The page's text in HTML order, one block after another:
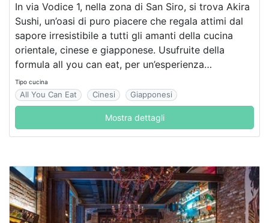
In via Vodice 1, nella zona di San Siro, si trova Akira
Sushi, un’oasi di puro piacere che regala attimi dal
sapore irresistibile a tutti gli amanti della cucina
orientale, cinese e giapponese. Usufruite della
formula all you can eat, per un’esperienza
gastronomica senza limiti!
Tipo cucina
All You Can Eat Cinesi Giapponesi
Mostra dettagli